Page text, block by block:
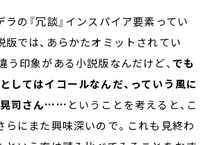
ラの『冗談』インスパイア要素ってい
版では、あらかたオミットされてい
う印象がある小説版なんだけど、 でも
してはイコールなんだ、っていう風に
晃司さん…… ということを考えると、こ
らにまた興味深いので。これも見終わ